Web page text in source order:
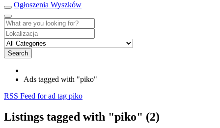
Ogłoszenia Wyszków
Search
Ads tagged with "piko"
RSS Feed for ad tag piko
Listings tagged with "piko" (2)